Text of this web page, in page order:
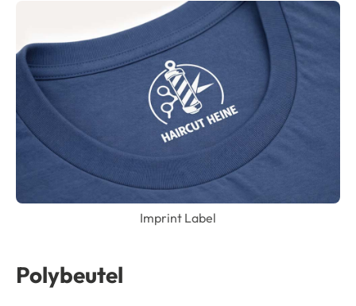
Imprint Label
Polybeutel